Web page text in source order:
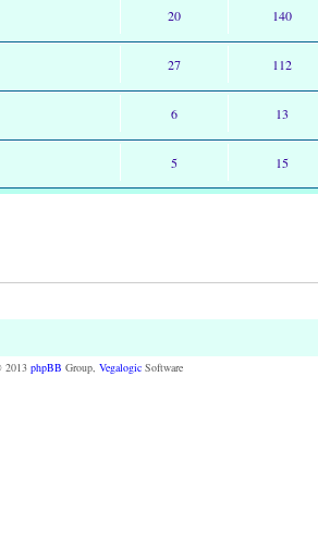
20 140
27 112
6 13
5 15
phpBB Group, VegalogicSoftware